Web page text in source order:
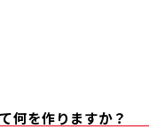
何を作りますか？